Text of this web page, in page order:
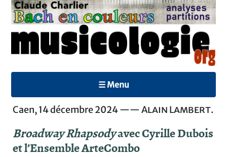
☰ Menu
Caen, 14 décembre 2024 ——Alain Lambert.
Broadway Rhapsodyavec Cyrille Dubois
et l’Ensemble ArteCombo